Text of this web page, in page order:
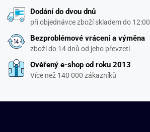
Dodání do dvou dnů
při objednávce zboží skladem do 12:00
Bezproblémové vrácení a výměna
zboží do 14 dnů od jeho převzetí
Ověřený e-shop od roku 2013
Více než 140 000 zákazníků